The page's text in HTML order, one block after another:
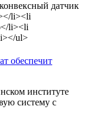
датчик
li><li
li><li
ul>
обеспечит
институте
систему с